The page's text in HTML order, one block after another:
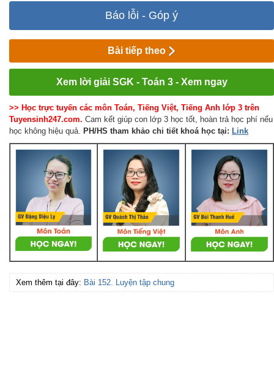
Báo lỗi - Góp ý
Bài tiếp theo
Xem lời giải SGK - Toán 3 - Xem ngay
>> Học trực tuyến các môn Toán, Tiếng Việt, Tiếng Anh lớp 3 trên
Tuyensinh247.com. Cam kết giúp con lớp 3 học tốt, hoàn trả học phí nếu
học không hiệu quả.
PH/HS tham khảo chi tiết khoá học tại: Link
Xem thêm tại đây: Bài 152. Luyện tập chung